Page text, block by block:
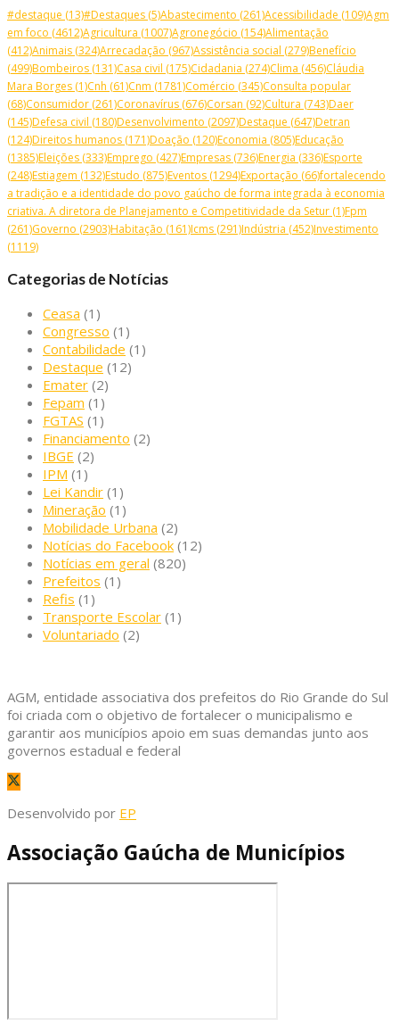
#destaque (13)#Destaques (5)Abastecimento (261)Acessibilidade (109)Agm
em foco (4612)Agricultura (1007)Agronegócio (154)Alimentação
(412)Animais (324)Arrecadação (967)Assistência social (279)Benefício
(499)Bombeiros (131)Casa civil (175)Cidadania (274)Clima (456)Cláudia
Mara Borges (1)Cnh (61)Cnm (1781)Comércio (345)Consulta popular
(68)Consumidor (261)Coronavírus (676)Corsan (92)Cultura (743)Daer
(145)Defesa civil (180)Desenvolvimento (2097)Destaque (647)Detran
(124)Direitos humanos (171)Doação (120)Economia (805)Educação
(1385)Eleições (333)Emprego (427)Empresas (736)Energia (336)Esporte
(248)Estiagem (132)Estudo (875)Eventos (1294)Exportação (66)fortalecendo
a tradição e a identidade do povo gaúcho de forma integrada à economia
criativa. A diretora de Planejamento e Competitividade da Setur (1)Fpm
(261)Governo (2903)Habitação (161)Icms (291)Indústria (452)Investimento
(1119)
Categorias de Notícias
Ceasa (1)
Congresso (1)
Contabilidade (1)
Destaque (12)
Emater (2)
Fepam (1)
FGTAS (1)
Financiamento (2)
IBGE (2)
IPM (1)
Lei Kandir (1)
Mineração (1)
Mobilidade Urbana (2)
Notícias do Facebook (12)
Notícias em geral (820)
Prefeitos (1)
Refis (1)
Transporte Escolar (1)
Voluntariado (2)
AGM, entidade associativa dos prefeitos do Rio Grande do Sul
foi criada com o objetivo de fortalecer o municipalismo e
garantir aos municípios apoio em suas demandas junto aos
governos estadual e federal
Desenvolvido por EP
Associação Gaúcha de Municípios